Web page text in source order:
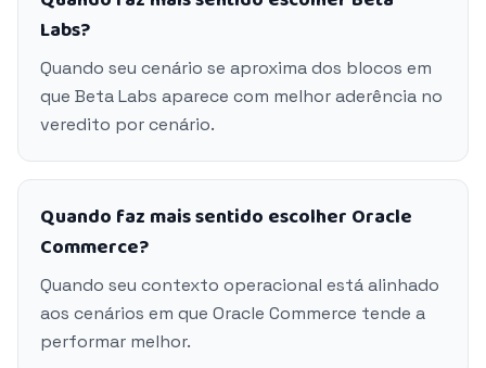
Labs?
Quando seu cenário se aproxima dos blocos em
que Beta Labs aparece com melhor aderência no
veredito por cenário.
Quando faz mais sentido escolher Oracle
Commerce?
Quando seu contexto operacional está alinhado
aos cenários em que Oracle Commerce tende a
performar melhor.